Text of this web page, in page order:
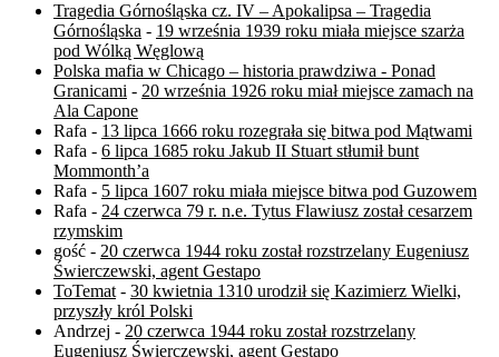
Tragedia Górnośląska cz. IV – Apokalipsa – Tragedia
Górnośląska - 19 września 1939 roku miała miejsce szarża
pod Wólką Węglową
Polska mafia w Chicago – historia prawdziwa - Ponad
Granicami - 20 września 1926 roku miał miejsce zamach na
Ala Capone
Rafa - 13 lipca 1666 roku rozegrała się bitwa pod Mątwami
Rafa - 6 lipca 1685 roku Jakub II Stuart stłumił bunt
Mommonth’a
Rafa - 5 lipca 1607 roku miała miejsce bitwa pod Guzowem
Rafa - 24 czerwca 79 r. n.e. Tytus Flawiusz został cesarzem
rzymskim
gość - 20 czerwca 1944 roku został rozstrzelany Eugeniusz
Świerczewski, agent Gestapo
ToTemat - 30 kwietnia 1310 urodził się Kazimierz Wielki,
przyszły król Polski
Andrzej - 20 czerwca 1944 roku został rozstrzelany
Eugeniusz Świerczewski, agent Gestapo